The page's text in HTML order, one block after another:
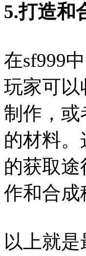
5.打造和
在sf999
玩家可以
制作，或
的材料
的获取
作和合成
以上就